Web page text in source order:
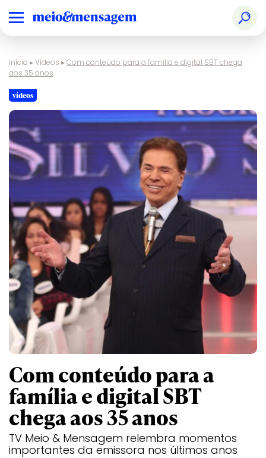
Início ▸Vídeos ▸Com conteúdo para a família e digital SBT chega
aos 35 anos
vídeos
Com conteúdo para a
família e digital SBT
chega aos 35 anos
TV Meio & Mensagem relembra momentos
importantes da emissora nos últimos anos